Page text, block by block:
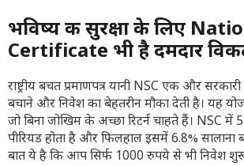
भविष्य की सुरक्षा के लिए
Certificate भी है दमदार
राष्ट्रीय बचत प्रमाणपत्र यानी NSC एक और
बचाने और निवेश का बेहतरीन मौका देती है। यह
जो बिना जोखिम के अच्छा रिटर्न चाहते हैं। NSC
पीरियड होता है और फिलहाल इसमें 6.8% सालाना
बात ये है कि आप सिर्फ 1000 रुपये से भी निवेश